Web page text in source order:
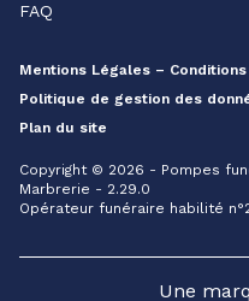
FAQ
Mentions Légales –
Politique de gestion des
Plan du site
Copyright © 2026 - Pompes
Marbrerie - 2.29.0
Opérateur funéraire habilité
Une